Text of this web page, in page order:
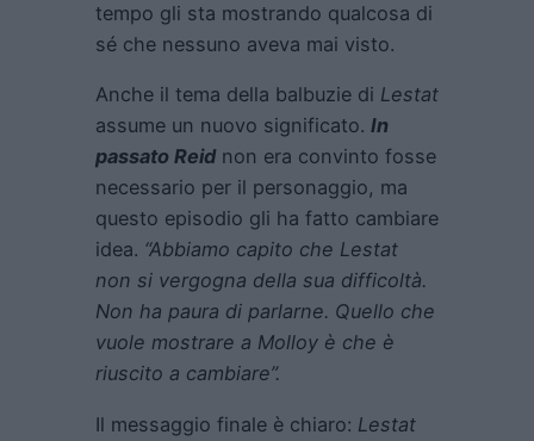
tempo gli sta mostrando qualcosa di
sé che nessuno aveva mai visto.
Anche il tema della balbuzie di Lestat
assume un nuovo significato. In
passato Reidnon era convinto fosse
necessario per il personaggio, ma
questo episodio gli ha fatto cambiare
idea. “Abbiamo capito che Lestat
non si vergogna della sua difficoltà.
Non ha paura di parlarne. Quello che
vuole mostrare a Molloy è che è
riuscito a cambiare”.
Il messaggio finale è chiaro: Lestat